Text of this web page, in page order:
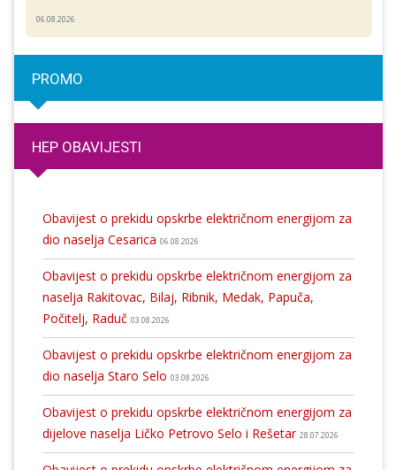
06.08.2026
PROMO
HEP OBAVIJESTI
Obavijest o prekidu opskrbe električnom energijom za
dio naselja Cesarica 06.08.2026
Obavijest o prekidu opskrbe električnom energijom za
naselja Rakitovac, Bilaj, Ribnik, Medak, Papuča,
Počitelj, Raduč 03.08.2026
Obavijest o prekidu opskrbe električnom energijom za
dio naselja Staro Selo 03.08.2026
Obavijest o prekidu opskrbe električnom energijom za
dijelove naselja Ličko Petrovo Selo i Rešetar 28.07.2026